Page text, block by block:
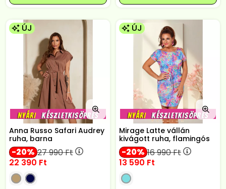
ÚJ
Anna Russo Safari Audrey
ruha, barna
20 27 990Ft
22 390 Ft
ÚJ
Mirage Latte vállán
kivágott ruha, flamingós
20 16 990Ft
13 590 Ft